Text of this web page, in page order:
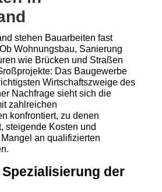
stehen Bauarbeiten fast
Wohnungsbau, Sanierung
wie Brücken und Straßen
Das Baugewerbe
Wirtschaftszweige des
Nachfrage sieht sich die
zahlreichen
konfrontiert, zu denen
steigende Kosten und
an qualifizierten
der